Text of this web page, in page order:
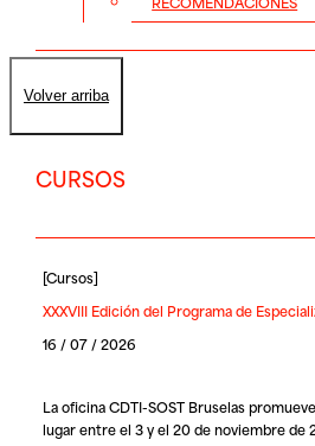
Volver arriba
CURSOS
[Cursos]
XXXVIII Edición del Programa de
16 / 07 / 2026
La oficinaCDTI-SOST Bruselas
lugar entre el 3 y el 20 de noviembre de